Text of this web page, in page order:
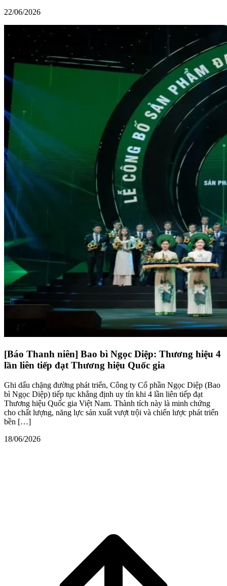
22/06/2026
[Báo Thanh niên] Bao bì Ngọc Diệp: Thương hiệu 4
lần liên tiếp đạt Thương hiệu Quốc gia
Ghi dấu chặng đường phát triển, Công ty Cổ phần Ngọc Diệp (Bao
bì Ngọc Diệp) tiếp tục khẳng định uy tín khi 4 lần liên tiếp đạt
Thương hiệu Quốc gia Việt Nam. Thành tích này là minh chứng
cho chất lượng, năng lực sản xuất vượt trội và chiến lược phát triển
bền […]
18/06/2026